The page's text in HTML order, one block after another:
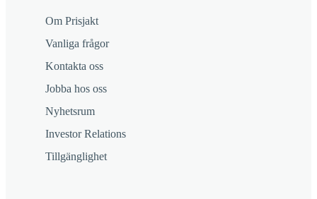
Om Prisjakt
Vanliga frågor
Kontakta oss
Jobba hos oss
Nyhetsrum
Investor Relations
Tillgänglighet